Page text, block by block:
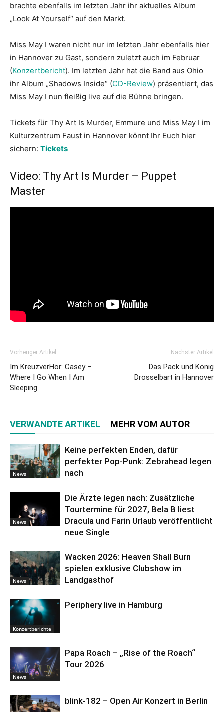
brachte ebenfalls im letzten Jahr ihr aktuelles Album
„Look At Yourself“ auf den Markt.
Miss May I waren nicht nur im letzten Jahr ebenfalls hier
in Hannover zu Gast, sondern zuletzt auch im Februar
(Konzertbericht). Im letzten Jahr hat die Band aus Ohio
ihr Album „Shadows Inside“ (CD-Review) präsentiert, das
Miss May I nun fleißig live auf die Bühne bringen.
Tickets für Thy Art Is Murder, Emmure und Miss May I im
Kulturzentrum Faust in Hannover könnt Ihr Euch hier
sichern: Tickets
Video: Thy Art Is Murder – Puppet
Master
Vorheriger Artikel
Im KreuzverHör: Casey –
Where I Go When I Am
Sleeping
Nächster Artikel
Das Pack und König
Drosselbart in Hannover
VERWANDTE ARTIKEL MEHR VOM AUTOR
News
Keine perfekten Enden, dafür
perfekter Pop-Punk: Zebrahead legen
nach
News
Die Ärzte legen nach: Zusätzliche
Tourtermine für 2027, Bela B liest
Dracula und Farin Urlaub veröffentlicht
neue Single
News
Wacken 2026: Heaven Shall Burn
spielen exklusive Clubshow im
Landgasthof
Konzertberichte
Periphery live in Hamburg
News
Papa Roach – „Rise of the Roach“
Tour 2026
blink-182 – Open Air Konzert in Berlin